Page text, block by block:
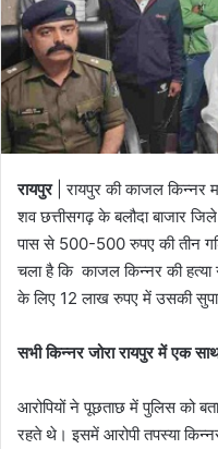
रायपुर | रायपुर की काजल
शव छत्तीसगढ़ के बलौदा बाजार
पास से 500-500 रुपए की तीन
चला है कि काजल किन्नर की हत्या
के लिए 12 लाख रुपए में उसकी
सभी किन्नर जोरा रायपुर में एक
आरोपियों ने पूछताछ में पुलिस को
रहते थे। इसमें आरोपी तपस्या